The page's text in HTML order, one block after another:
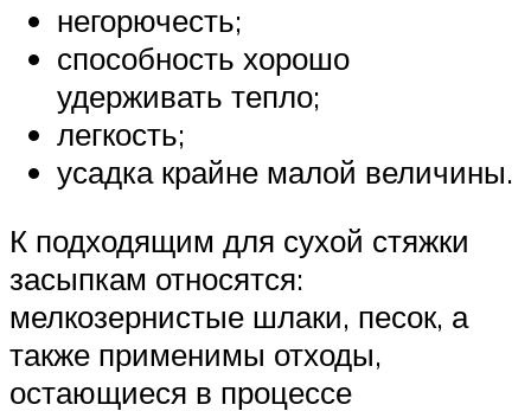
негорючесть;
способность хорошо
удерживать тепло;
легкость;
усадка крайне малой величины.
К подходящим для сухой стяжки
засыпкам относятся:
мелкозернистые шлаки, песок, а
также применимы отходы,
остающиеся в процессе